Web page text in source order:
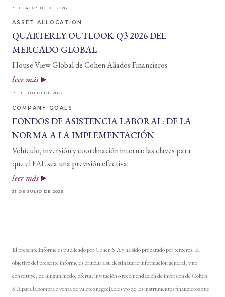
3 DE AGOSTO DE 2026
ASSET ALLOCATION
QUARTERLY OUTLOOK Q3 2026 DEL
MERCADO GLOBAL
House View Global de Cohen Aliados Financieros
leer más
15 DE JULIO DE 2026
COMPANY GOALS
FONDOS DE ASISTENCIA LABORAL: DE LA
NORMA A LA IMPLEMENTACIÓN
Vehículo, inversión y coordinación interna: las claves para
que el FAL sea una previsión efectiva.
leer más
31 DE JULIO DE 2026
El presente informe es publicado por Cohen S.A y ha sido preparado por terceros. El
objetivo del presente informe es brindar a su destinatario información general, y no
constituye, de ningún modo, oferta, invitación o recomendación de inversión de Cohen
S.A para la compra o venta de valores negociables y/o de los instrumentos financieros que